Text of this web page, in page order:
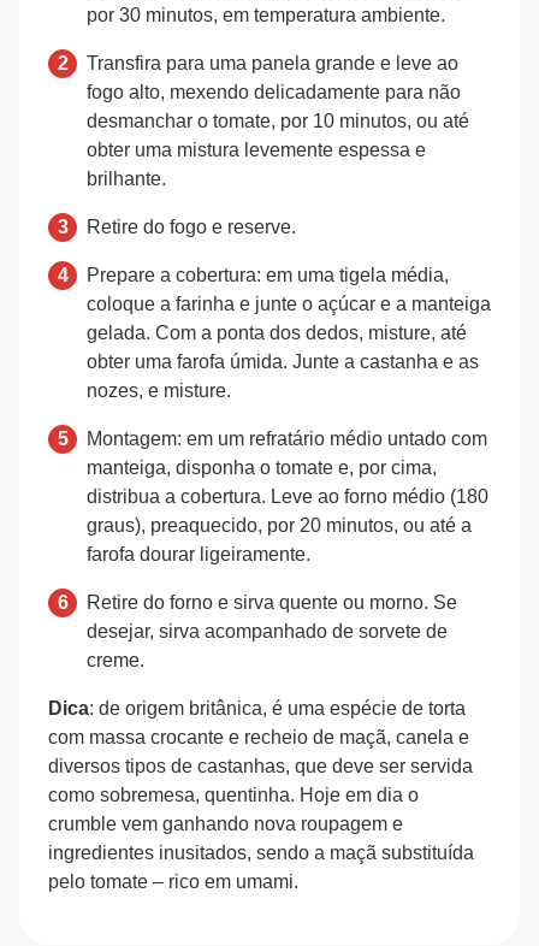
por 30 minutos, em temperatura ambiente.
Transfira para uma panela grande e leve ao
fogo alto, mexendo delicadamente para não
desmanchar o tomate, por 10 minutos, ou até
obter uma mistura levemente espessa e
brilhante.
Retire do fogo e reserve.
Prepare a cobertura: em uma tigela média,
coloque a farinha e junte o açúcar e a manteiga
gelada. Com a ponta dos dedos, misture, até
obter uma farofa úmida. Junte a castanha e as
nozes, e misture.
Montagem: em um refratário médio untado com
manteiga, disponha o tomate e, por cima,
distribua a cobertura. Leve ao forno médio (180
graus), preaquecido, por 20 minutos, ou até a
farofa dourar ligeiramente.
Retire do forno e sirva quente ou morno. Se
desejar, sirva acompanhado de sorvete de
creme.
Dica: de origem britânica, é uma espécie de torta
com massa crocante e recheio de maçã, canela e
diversos tipos de castanhas, que deve ser servida
como sobremesa, quentinha. Hoje em dia o
crumble vem ganhando nova roupagem e
ingredientes inusitados, sendo a maçã substituída
pelo tomate – rico em umami.